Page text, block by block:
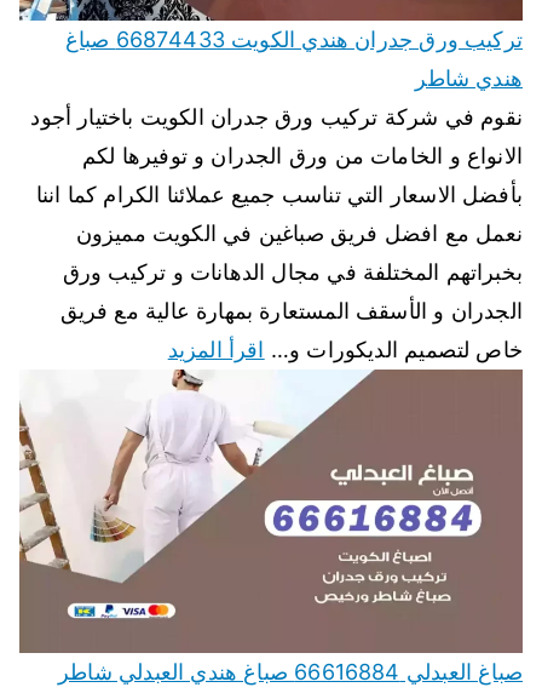
تركيب ورق جدران هندي الكويت 66874433 صباغ
هندي شاطر
نقوم في شركة تركيب ورق جدران الكويت باختيار أجود
الانواع و الخامات من ورق الجدران و توفيرها لكم
بأفضل الاسعار التي تناسب جميع عملائنا الكرام كما اننا
نعمل مع افضل فريق صباغين في الكويت مميزون
بخبراتهم المختلفة في مجال الدهانات و تركيب ورق
الجدران و الأسقف المستعارة بمهارة عالية مع فريق
خاص لتصميم الديكورات و… اقرأ المزيد
صباغ العبدلي 66616884 صباغ هندي العبدلي شاطر